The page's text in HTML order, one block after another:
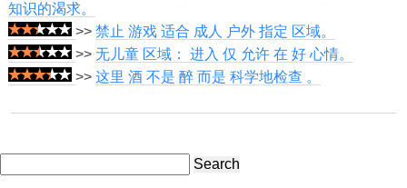
知识的渴求。
>> 禁止 游戏 适合 成人 户外 指定 区域。
>> 无儿童 区域： 进入 仅 允许 在 好 心情。
>> 这里 酒 不是 醉 而是 科学地检查 。
Search